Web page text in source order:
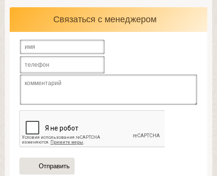
Связаться с менеджером
Отправить